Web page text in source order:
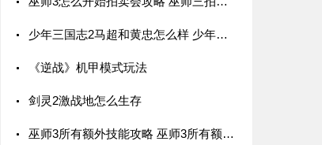
少年三国志2马超和黄忠怎么样 少年三国志2马超和黄忠强度对比
《逆战》机甲模式玩法
剑灵2激战地怎么生存
巫师3所有额外技能攻略 巫师3所有额外技能点